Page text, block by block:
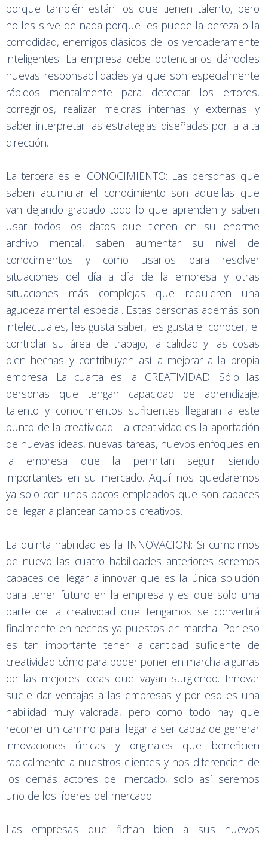
porque también están los que tienen talento, pero
no les sirve de nada porque les puede la pereza o la
comodidad, enemigos clásicos de los verdaderamente
inteligentes. La empresa debe potenciarlos dándoles
nuevas responsabilidades ya que son especialmente
rápidos mentalmente para detectar los errores,
corregirlos, realizar mejoras internas y externas y
saber interpretar las estrategias diseñadas por la alta
dirección.
La tercera es el CONOCIMIENTO: Las personas que
saben acumular el conocimiento son aquellas que
van dejando grabado todo lo que aprenden y saben
usar todos los datos que tienen en su enorme
archivo mental, saben aumentar su nivel de
conocimientos y como usarlos para resolver
situaciones del día a día de la empresa y otras
situaciones más complejas que requieren una
agudeza mental especial. Estas personas además son
intelectuales, les gusta saber, les gusta el conocer, el
controlar su área de trabajo, la calidad y las cosas
bien hechas y contribuyen así a mejorar a la propia
empresa. La cuarta es la CREATIVIDAD: Sólo las
personas que tengan capacidad de aprendizaje,
talento y conocimientos suficientes llegaran a este
punto de la creatividad. La creatividad es la aportación
de nuevas ideas, nuevas tareas, nuevos enfoques en
la empresa que la permitan seguir siendo
importantes en su mercado. Aquí nos quedaremos
ya solo con unos pocos empleados que son capaces
de llegar a plantear cambios creativos.
La quinta habilidad es la INNOVACION: Si cumplimos
de nuevo las cuatro habilidades anteriores seremos
capaces de llegar a innovar que es la única solución
para tener futuro en la empresa y es que solo una
parte de la creatividad que tengamos se convertirá
finalmente en hechos ya puestos en marcha. Por eso
es tan importante tener la cantidad suficiente de
creatividad cómo para poder poner en marcha algunas
de las mejores ideas que vayan surgiendo. Innovar
suele dar ventajas a las empresas y por eso es una
habilidad muy valorada, pero como todo hay que
recorrer un camino para llegar a ser capaz de generar
innovaciones únicas y originales que beneficien
radicalmente a nuestros clientes y nos diferencien de
los demás actores del mercado, solo así seremos
uno de los líderes del mercado.
Las empresas que fichan bien a sus nuevos